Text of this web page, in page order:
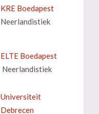
KRE Boedapest
Neerlandistiek
ELTE Boedapest
Neerlandistiek
Universiteit
Debrecen